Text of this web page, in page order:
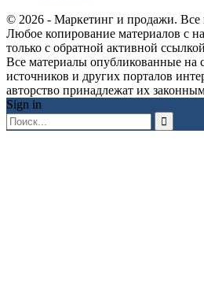
© 2026 - Маркетинг и продажи.
Любое копирование материалов с
только с обратной активной
Все материалы опубликованные на
источников и других порталов
авторство принадлежат их
Sign in